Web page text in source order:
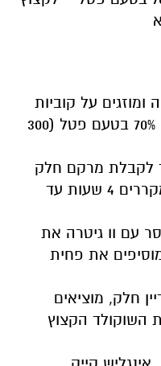
על קוביות
שבורות של שוקולד אגו מריר 70% בטעם פטל (300
לקבלת מרקם חלק
ואחיד. מוסיפים קורט מלח. מקררים 4 שעות עד
עם וו גיטרה את
את פחית
חלק, מוציאים
השוקולד הקצוץ